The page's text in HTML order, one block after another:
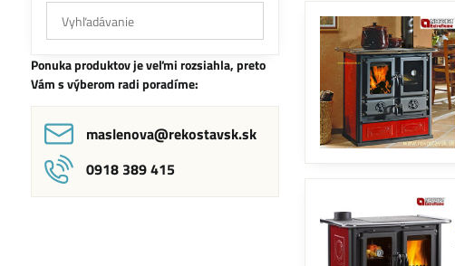
Prehľadať
výsledky
filtra
fulltextom
Ponuka produktov je veľmi rozsiahla, preto
Vám s výberom radi poradíme:
maslenova​@rekostavsk​.sk
0918 389 415